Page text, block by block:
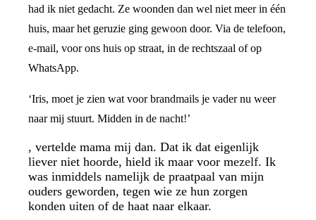
had ik niet gedacht. Ze woonden dan wel niet meer in één
huis, maar het geruzie ging gewoon door. Via de telefoon,
e-mail, voor ons huis op straat, in de rechtszaal of op
WhatsApp.
‘Iris, moet je zien wat voor brandmails je vader nu weer
naar mij stuurt. Midden in de nacht!’
, vertelde mama mij dan. Dat ik dat eigenlijk
liever niet hoorde, hield ik maar voor mezelf. Ik
was inmiddels namelijk de praatpaal van mijn
ouders geworden, tegen wie ze hun zorgen
konden uiten of de haat naar elkaar.